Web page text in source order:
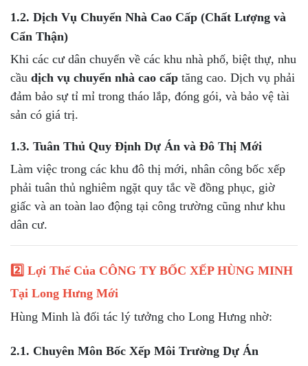
1.2. Dịch Vụ Chuyển Nhà Cao Cấp (Chất Lượng và
Cẩn Thận)
Khi các cư dân chuyển về các khu nhà phố, biệt thự, nhu
cầu dịch vụ chuyển nhà cao cấp tăng cao. Dịch vụ phải
đảm bảo sự tỉ mỉ trong tháo lắp, đóng gói, và bảo vệ tài
sản có giá trị.
1.3. Tuân Thủ Quy Định Dự Án và Đô Thị Mới
Làm việc trong các khu đô thị mới, nhân công bốc xếp
phải tuân thủ nghiêm ngặt quy tắc về đồng phục, giờ
giấc và an toàn lao động tại công trường cũng như khu
dân cư.
2️⃣ Lợi Thế Của CÔNG TY BỐC XẾP HÙNG MINH
Tại Long Hưng Mới
Hùng Minh là đối tác lý tưởng cho Long Hưng nhờ:
2.1. Chuyên Môn Bốc Xếp Môi Trường Dự Án